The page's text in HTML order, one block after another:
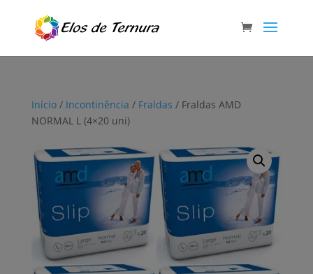
Início/ Incontinência / Fraldas / Fraldas AMD
NORMAL L (4×20 uni)